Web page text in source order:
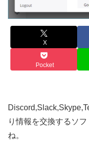
X
Pocket
り情報を交換するソ
ね。